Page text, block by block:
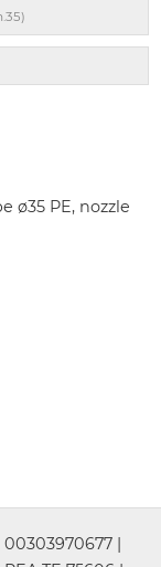
ø35 PE, nozzle
|